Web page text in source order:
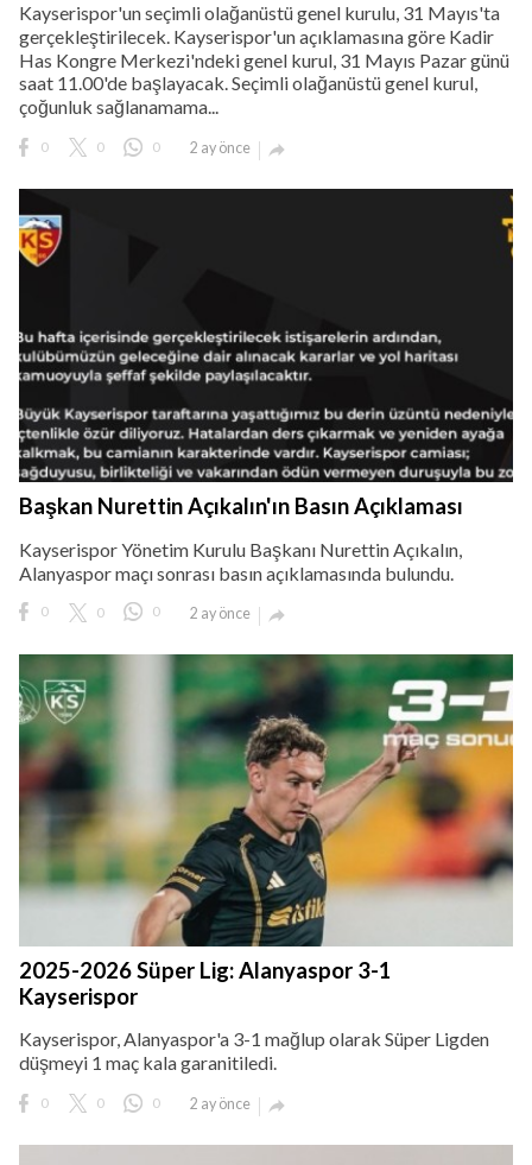
Kayserispor'un seçimli olağanüstü genel kurulu, 31 Mayıs'ta
gerçekleştirilecek. Kayserispor'un açıklamasına göre Kadir
Has Kongre Merkezi'ndeki genel kurul, 31 Mayıs Pazar günü
saat 11.00'de başlayacak. Seçimli olağanüstü genel kurul,
çoğunluk sağlanamama...
0 0 0 2 ay önce 
Başkan Nurettin Açıkalın'ın Basın Açıklaması
Kayserispor Yönetim Kurulu Başkanı Nurettin Açıkalın,
Alanyaspor maçı sonrası basın açıklamasında bulundu.
0 0 0 2 ay önce 
2025-2026 Süper Lig: Alanyaspor 3-1
Kayserispor
Kayserispor, Alanyaspor'a 3-1 mağlup olarak Süper Ligden
düşmeyi 1 maç kala garanitiledi.
0 0 0 2 ay önce 